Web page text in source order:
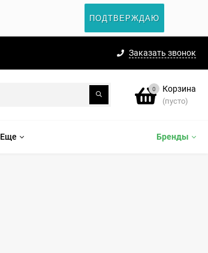
ПОДТВЕРЖДАЮ
Заказать звонок
0 Корзина
(пусто)
Бренды
Еще